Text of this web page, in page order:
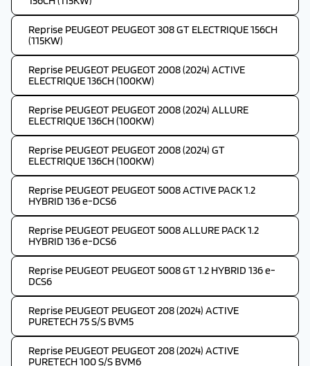
Reprise PEUGEOT PEUGEOT 308 GT ELECTRIQUE 156CH
(115KW)
Reprise PEUGEOT PEUGEOT 2008 (2024) ACTIVE
ELECTRIQUE 136CH (100KW)
Reprise PEUGEOT PEUGEOT 2008 (2024) ALLURE
ELECTRIQUE 136CH (100KW)
Reprise PEUGEOT PEUGEOT 2008 (2024) GT
ELECTRIQUE 136CH (100KW)
Reprise PEUGEOT PEUGEOT 5008 ACTIVE PACK 1.2
HYBRID 136 e-DCS6
Reprise PEUGEOT PEUGEOT 5008 ALLURE PACK 1.2
HYBRID 136 e-DCS6
Reprise PEUGEOT PEUGEOT 5008 GT 1.2 HYBRID 136 e-
DCS6
Reprise PEUGEOT PEUGEOT 208 (2024) ACTIVE
PURETECH 75 S/S BVM5
Reprise PEUGEOT PEUGEOT 208 (2024) ACTIVE
PURETECH 100 S/S BVM6